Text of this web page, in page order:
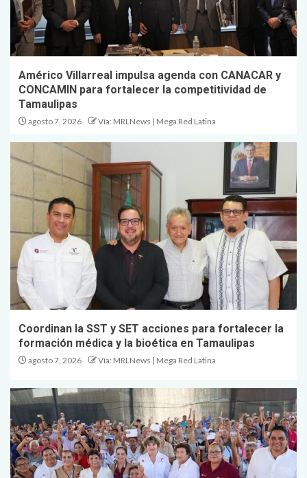
Américo Villarreal impulsa agenda con CANACAR y
CONCAMIN para fortalecer la competitividad de
Tamaulipas
agosto 7, 2026 Vía: MRLNews | Mega Red Latina
Coordinan la SST y SET acciones para fortalecer la
formación médica y la bioética en Tamaulipas
agosto 7, 2026 Vía: MRLNews | Mega Red Latina